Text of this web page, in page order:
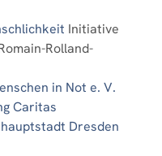
Initiative
Rolland-
in Not e. V.
Caritas
Dresden